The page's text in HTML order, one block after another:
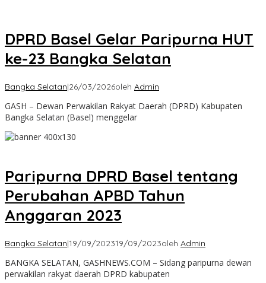
DPRD Basel Gelar Paripurna HUT
ke-23 Bangka Selatan
Bangka Selatan|26/03/2026oleh Admin
GASH – Dewan Perwakilan Rakyat Daerah (DPRD) Kabupaten
Bangka Selatan (Basel) menggelar
Paripurna DPRD Basel tentang
Perubahan APBD Tahun
Anggaran 2023
Bangka Selatan|19/09/202319/09/2023oleh Admin
BANGKA SELATAN, GASHNEWS.COM – Sidang paripurna dewan
perwakilan rakyat daerah DPRD kabupaten